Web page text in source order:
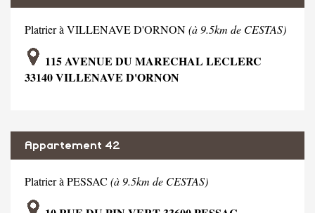
Platrier à VILLENAVE D'ORNON(à 9.5km de CESTAS)
115 AVENUE DU MARECHAL LECLERC
33140 VILLENAVE D'ORNON
Appartement 42
Platrier à PESSAC (à 9.5km de CESTAS)